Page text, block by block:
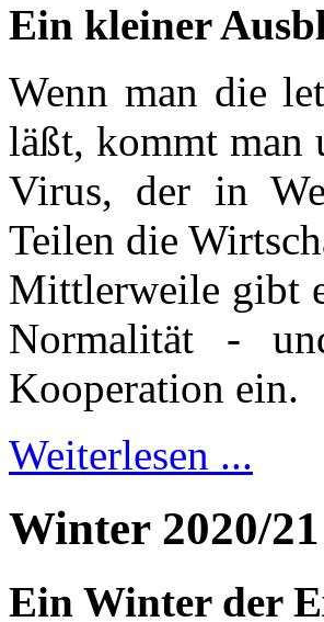
Ein kleiner
Wenn man die
läßt, kommt man
Virus, der in
Teilen die
Mittlerweile gibt
Normalität -
Kooperation ein.
Weiterlesen ...
Winter 2020/
Ein Winter der